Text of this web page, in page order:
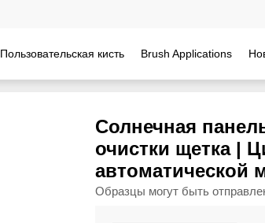
Пользовательская кисть Brush Applications
Солнечная
очистки щетка |
автоматической
Образцы могут быть